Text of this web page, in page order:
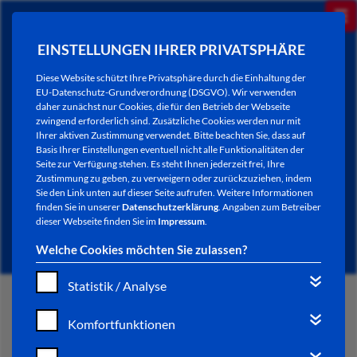
EINSTELLUNGEN IHRER PRIVATSPHÄRE
Diese Website schützt Ihre Privatsphäre durch die Einhaltung der
EU-Datenschutz-Grundverordnung (DSGVO). Wir verwenden
daher zunächst nur Cookies, die für den Betrieb der Webseite
zwingend erforderlich sind. Zusätzliche Cookies werden nur mit
Ihrer aktiven Zustimmung verwendet. Bitte beachten Sie, dass auf
Basis Ihrer Einstellungen eventuell nicht alle Funktionalitäten der
Seite zur Verfügung stehen. Es steht Ihnen jederzeit frei, Ihre
Zustimmung zu geben, zu verweigern oder zurückzuziehen, indem
Sie den Link unten auf dieser Seite aufrufen. Weitere Informationen
finden Sie in unsererDatenschutzerklärung. Angaben zum Betreiber
dieser Webseite finden Sie im Impressum.
Welche Cookies möchten Sie zulassen?
Statistik / Analyse
Komfortfunktionen
NEWSLETTER / CITY LETTER
START